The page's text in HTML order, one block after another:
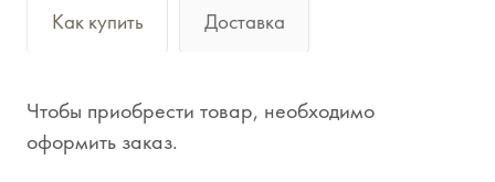
Как купить Доставка
Чтобы приобрести товар, необходимо
оформить заказ.